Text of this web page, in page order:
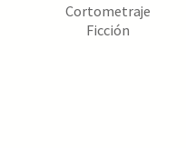
Cortometraje
Ficción